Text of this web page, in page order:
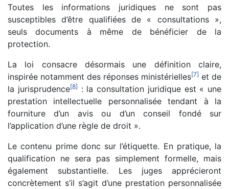
Toutes les informations juridiques ne sont pas
susceptibles d’être qualifiées de « consultations »,
seuls documents à même de bénéficier de la
protection.
La loi consacre désormais une définition claire,
inspirée notamment des réponses ministérielles[7] et de
la jurisprudence[8] : la consultation juridique est « une
prestation intellectuelle personnalisée tendant à la
fourniture d’un avis ou d’un conseil fondé sur
l’application d’une règle de droit ».
Le contenu prime donc sur l’étiquette. En pratique, la
qualification ne sera pas simplement formelle, mais
également substantielle. Les juges apprécieront
concrètement s’il s’agit d’une prestation personnalisée